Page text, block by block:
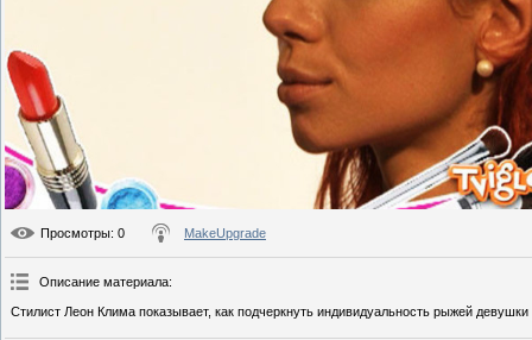
Просмотры: 0 MakeUpgrade
Описание материала:
Стилист Леон Клима показывает, как подчеркнуть индивидуальность рыжей